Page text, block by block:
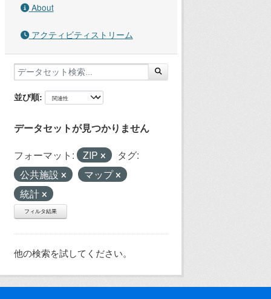
About
アクティビティストリーム
並び順
データセットが見つかりません
フォーマット: ZIP
タグ:
公共施設
マップ
統計
フィルタ結果
他の検索を試してください。